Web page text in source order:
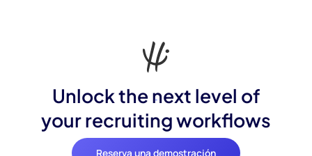
Unlock the next level of
your recruiting workflows
Reserva una demostración